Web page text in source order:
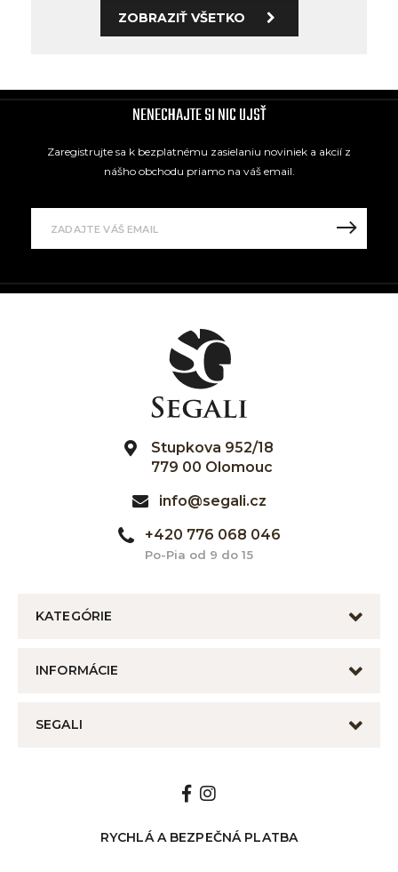
ZOBRAZIŤ VŠETKO
NENECHAJTE SI NIC UJSŤ
Zaregistrujte sa k bezplatnému zasielaniu noviniek a akcií z
nášho obchodu priamo na váš email.
Stupkova 952/18
779 00 Olomouc
info@segali.cz
+420 776 068 046
Po-Pia od 9 do 15
KATEGÓRIE
INFORMÁCIE
SEGALI
RYCHLÁ A BEZPEČNÁ PLATBA